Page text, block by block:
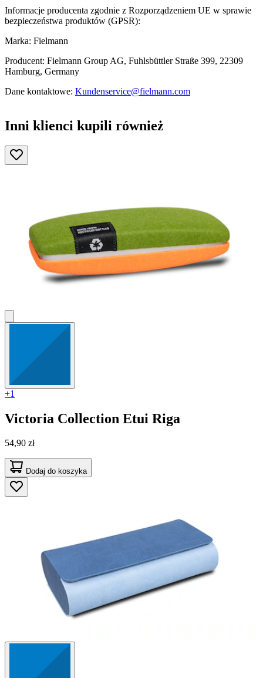
Informacje producenta zgodnie z Rozporządzeniem UE w sprawie
bezpieczeństwa produktów (GPSR):
Marka: Fielmann
Producent: Fielmann Group AG, Fuhlsbüttler Straße 399, 22309
Hamburg, Germany
Dane kontaktowe: Kundenservice@fielmann.com
Inni klienci kupili również
+1
Victoria Collection Etui Riga
54,90 zł
Dodaj do koszyka